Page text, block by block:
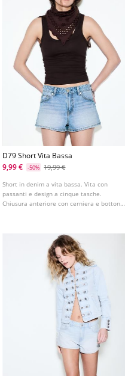
D79 Short Vita Bassa
9,99 €
-50% 19,99 €
Short in denim a vita bassa. Vita con
passanti e design a cinque tasche.
Chiusura anteriore con cerniera e bottone